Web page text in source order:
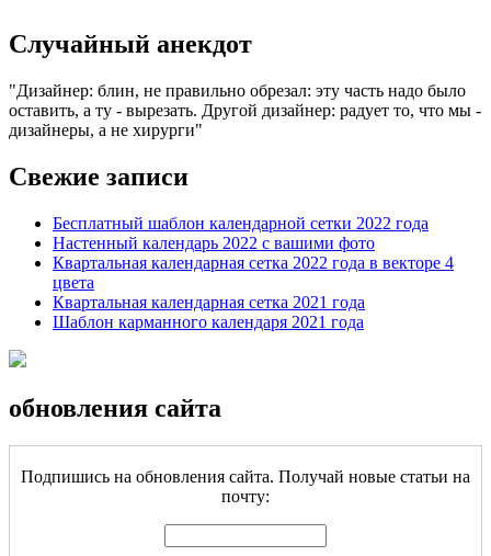
Случайный анекдот
Дизайнер: блин, не правильно обрезал: эту часть надо было
оставить, а ту - вырезать. Другой дизайнер: радует то, что мы -
дизайнеры, а не хирурги
Свежие записи
Бесплатный шаблон календарной сетки 2022 года
Настенный календарь 2022 с вашими фото
Квартальная календарная сетка 2022 года в векторе 4
цвета
Квартальная календарная сетка 2021 года
Шаблон карманного календаря 2021 года
обновления сайта
Подпишись на обновления сайта. Получай новые статьи на
почту: